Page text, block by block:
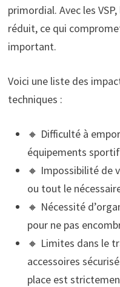
primordial. Avec les
réduit, ce qui
important.
Voici une liste des
techniques :
🔸 Difficulté à
équipements
🔸 Impossibilité de
ou tout le
🔸 Nécessité
pour ne pas
🔸 Limites dans le
accessoires
place est